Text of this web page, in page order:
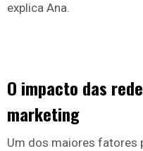
explica Ana.
O impacto das
marketing
Um dos maiores fatores